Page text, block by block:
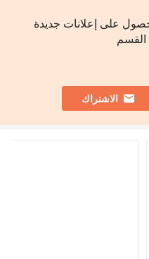
على إعلانات جديدة
الاشتراك